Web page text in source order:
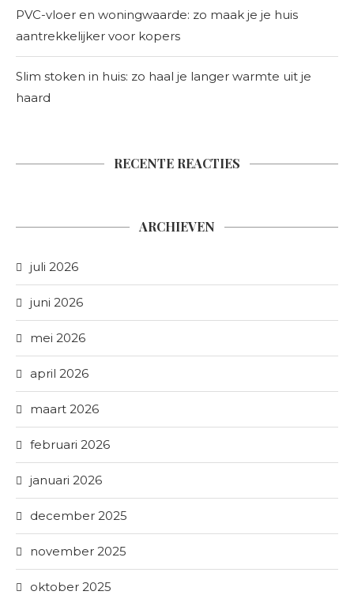
PVC-vloer en woningwaarde: zo maak je je huis
aantrekkelijker voor kopers
Slim stoken in huis: zo haal je langer warmte uit je
haard
RECENTE REACTIES
ARCHIEVEN
juli 2026
juni 2026
mei 2026
april 2026
maart 2026
februari 2026
januari 2026
december 2025
november 2025
oktober 2025